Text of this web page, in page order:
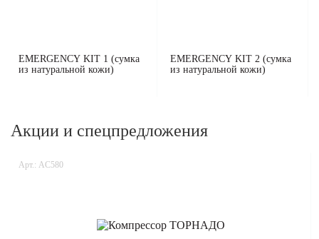
EMERGENCY KIT 1 (сумка
из натуральной кожи)
EMERGENCY KIT 2 (сумка
из натуральной кожи)
Акции и спецпредложения
Арт.: AC580